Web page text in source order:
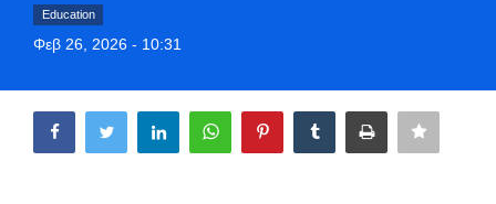
Entertainment
Mykonos
Education
Φεβ 26, 2026 - 10:31